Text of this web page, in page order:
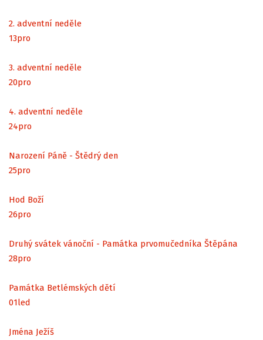
2. adventní neděle
13pro
3. adventní neděle
20pro
4. adventní neděle
24pro
Narození Páně - Štědrý den
25pro
Hod Boží
26pro
Druhý svátek vánoční - Památka prvomučedníka Štěpána
28pro
Památka Betlémských dětí
01led
Jména Ježíš